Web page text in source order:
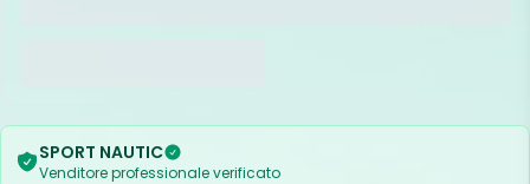
SPORT NAUTIC
Venditore professionale verificato